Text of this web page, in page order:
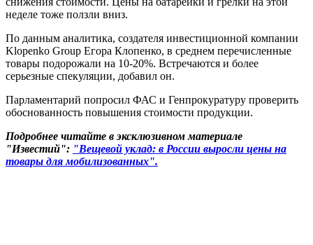
неделе тоже ползли вниз.
По данным аналитика, создателя инвестиционной компании
Klopenko Group Егора Клопенко, в среднем перечисленные
товары подорожали на 10-20%. Встречаются и более
серьезные спекуляции, добавил он.
Парламентарий попросил ФАС и Генпрокуратуру проверить
обоснованность повышения стоимости продукции.
Подробнее читайте в эксклюзивном материале
"Известий": "Вещевой уклад: в России выросли цены на
товары для мобилизованных".